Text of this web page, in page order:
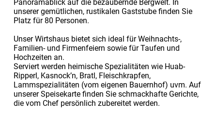
Panoramablick auf die bezaubernde Bergwelt. In
unserer gemütlichen, rustikalen Gaststube finden Sie
Platz für 80 Personen.
Unser Wirtshaus bietet sich ideal für Weihnachts-,
Familien- und Firmenfeiern sowie für Taufen und
Hochzeiten an.
Serviert werden heimische Spezialitäten wie Huab-
Ripperl, Kasnock’n, Bratl, Fleischkrapfen,
Lammspezialitäten (vom eigenen Bauernhof) uvm. Auf
unserer Speisekarte finden Sie schmackhafte Gerichte,
die vom Chef persönlich zubereitet werden.